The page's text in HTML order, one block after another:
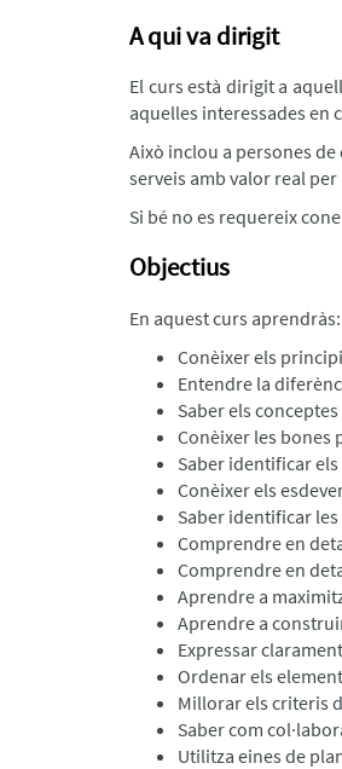
A qui va dirigit
El curs està dirigit a
aquelles interessades en
Això inclou a persones
serveis amb valor real
Si bé no es requereix
Objectius
En aquest curs aprendràs:
Conèixer els
Entendre la
Saber els
Conèixer les bones
Saber identificar
Conèixer els
Saber identificar
Comprendre en
Comprendre en
Aprendre a
Aprendre a
Expressar
Ordenar els
Millorar els criteris
Saber com
Utilitza eines de